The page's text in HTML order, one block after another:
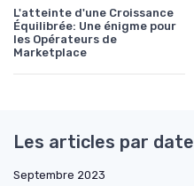
L'atteinte d'une Croissance
Équilibrée: Une énigme pour
les Opérateurs de
Marketplace
Les articles par date
Septembre 2023